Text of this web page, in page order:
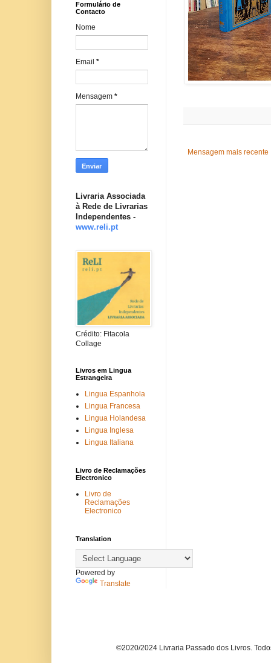
Mensagem mais recente
Formulário de
Contacto
Nome
Email *
Mensagem *
Livraria Associada
à Rede de Livrarias
Independentes -
www.reli.pt
Crédito: Fitacola
Collage
Livros em Lingua
Estrangeira
Lingua Espanhola
Lingua Francesa
Lingua Holandesa
Lingua Inglesa
Lingua Italiana
Livro de Reclamações
Electronico
Livro de
Reclamações
Electronico
Translation
Powered by
Translate
©2020/2024 Livraria Passado dos Livros.